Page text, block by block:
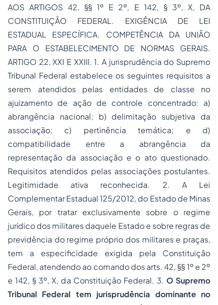
AOS ARTIGOS 42, §§ 1º E 2º, E 142, § 3º, X, DA
CONSTITUIÇÃO FEDERAL. EXIGÊNCIA DE LEI
ESTADUAL ESPECÍFICA. COMPETÊNCIA DA UNIÃO
PARA O ESTABELECIMENTO DE NORMAS GERAIS.
ARTIGO 22, XXI E XXIII. 1. A jurisprudência do Supremo
Tribunal Federal estabelece os seguintes requisitos a
serem atendidos pelas entidades de classe no
ajuizamento de ação de controle concentrado: a)
abrangência nacional; b) delimitação subjetiva da
associação; c) pertinência temática; e d)
compatibilidade entre a abrangência da
representação da associação e o ato questionado.
Requisitos atendidos pelas associações postulantes.
Legitimidade ativa reconhecida. 2. A Lei
Complementar Estadual 125/2012, do Estado de Minas
Gerais, por tratar exclusivamente sobre o regime
jurídico dos militares daquele Estado e sobre regras de
previdência do regime próprio dos militares e praças,
tem a especificidade exigida pela Constituição
Federal, atendendo ao comando dos arts. 42, §§ 1º e 2º
e 142, § 3º, X, da Constituição Federal. 3. O Supremo
Tribunal Federal tem jurisprudência dominante no